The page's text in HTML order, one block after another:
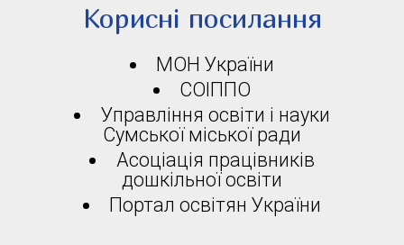
Корисні посилання
МОН України
СОІППО
Управління освіти і науки
Сумської міської ради
Асоціація працівників
дошкільної освіти
Портал освітян України